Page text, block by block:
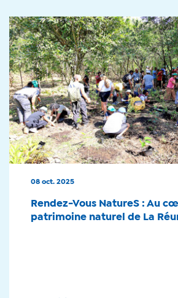
08 oct. 2025
Rendez-Vous NatureS : Au
patrimoine naturel de La